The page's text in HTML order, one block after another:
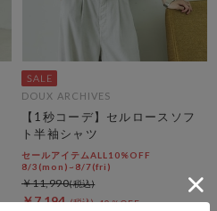
DOUX ARCHIVES
【1秒コーデ】セルロースソフ
ト半袖シャツ
セールアイテムALL10%OFF
8/3(mon)~8/7(fri)
￥7,194 40％OFF
￥11,990